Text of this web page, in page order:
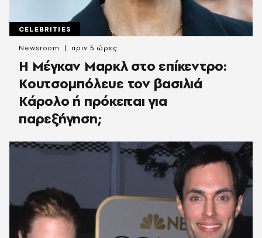
CELEBRITIES
Η Μέγκαν Μαρκλ στο επίκεντρο:
Κουτσομπόλευε τον βασιλιά
Κάρολο ή πρόκειται για
παρεξήγηση;
Newsroom πριν 5 ώρες